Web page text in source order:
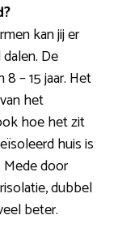
kan jij er
De
– 15 jaar. Het
het
hoe het zit
huis is
door
dubbel
beter.